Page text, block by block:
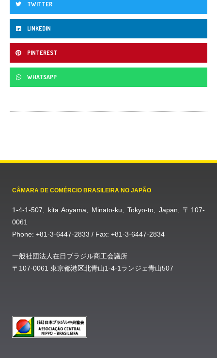
TWITTER
LINKEDIN
PINTEREST
WHATSAPP
CÂMARA DE COMÉRCIO BRASILEIRA NO JAPÃO
1-4-1-507, kita Aoyama, Minato-ku, Tokyo-to, Japan, 〒107-
0061
Phone: +81-3-6447-2833 / Fax: +81-3-6447-2834
一般社団法人在日ブラジル商工会議所
〒107-0061 東京都港区北青山1-4-1ランジェ青山507